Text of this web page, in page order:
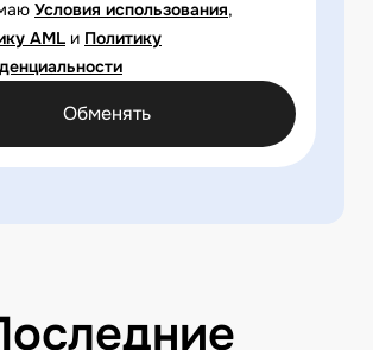
Условия использования,
AML и Политику
Обменять